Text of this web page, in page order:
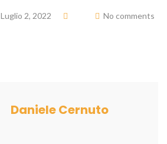
Luglio 2, 2022 No comments
Daniele Cernuto